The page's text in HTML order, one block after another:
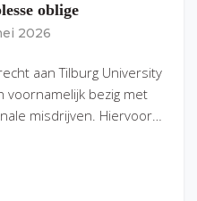
oblige
2026
aan Tilburg University
voornamelijk bezig met
misdrijven. Hiervoor…